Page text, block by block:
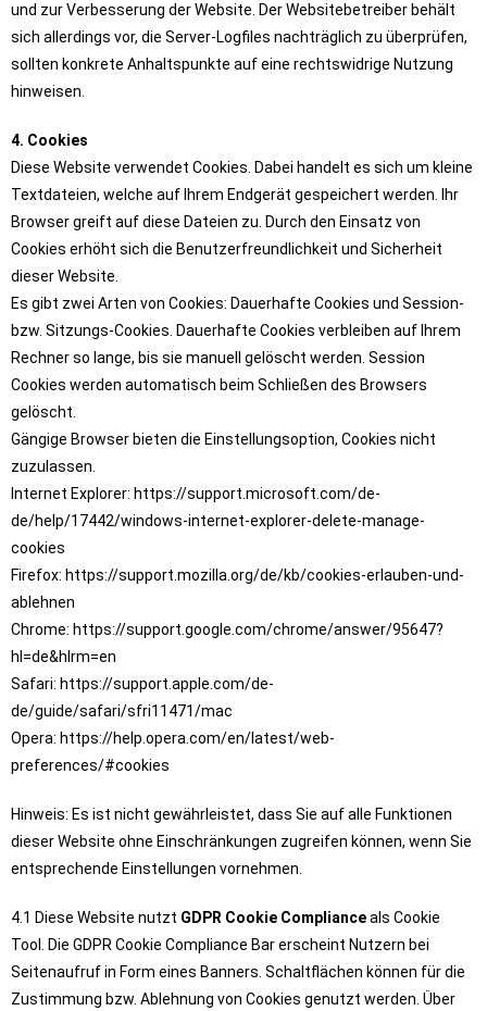
und zur Verbesserung der Website. Der Websitebetreiber behält
sich allerdings vor, die Server-Logfiles nachträglich zu überprüfen,
sollten konkrete Anhaltspunkte auf eine rechtswidrige Nutzung
hinweisen.
4. Cookies
Diese Website verwendet Cookies. Dabei handelt es sich um kleine
Textdateien, welche auf Ihrem Endgerät gespeichert werden. Ihr
Browser greift auf diese Dateien zu. Durch den Einsatz von
Cookies erhöht sich die Benutzerfreundlichkeit und Sicherheit
dieser Website.
Es gibt zwei Arten von Cookies: Dauerhafte Cookies und Session-
bzw. Sitzungs-Cookies. Dauerhafte Cookies verbleiben auf Ihrem
Rechner so lange, bis sie manuell gelöscht werden. Session
Cookies werden automatisch beim Schließen des Browsers
gelöscht.
Gängige Browser bieten die Einstellungsoption, Cookies nicht
zuzulassen.
Internet Explorer: https://support.microsoft.com/de-
de/help/17442/windows-internet-explorer-delete-manage-
cookies
Firefox: https://support.mozilla.org/de/kb/cookies-erlauben-und-
ablehnen
Chrome: https://support.google.com/chrome/answer/95647?
hl=de&hlrm=en
Safari: https://support.apple.com/de-
de/guide/safari/sfri11471/mac
Opera: https://help.opera.com/en/latest/web-
preferences/#cookies
Hinweis: Es ist nicht gewährleistet, dass Sie auf alle Funktionen
dieser Website ohne Einschränkungen zugreifen können, wenn Sie
entsprechende Einstellungen vornehmen.
4.1 Diese Website nutzt GDPR Cookie Complianceals Cookie
Tool. Die GDPR Cookie Compliance Bar erscheint Nutzern bei
Seitenaufruf in Form eines Banners. Schaltflächen können für die
Zustimmung bzw. Ablehnung von Cookies genutzt werden. Über